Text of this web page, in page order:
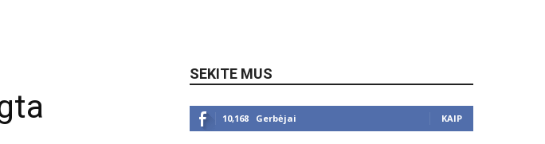
SEKITE MUS
10,168 Gerbėjai KAIP